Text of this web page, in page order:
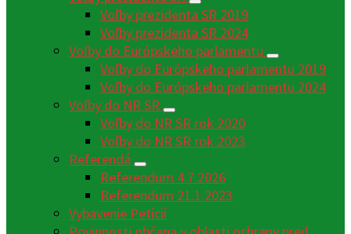
Voľby prezidenta SR 2019
Voľby prezidenta SR 2024
Voľby do Európskeho parlamentu
Voľby do Európskeho parlamentu 2019
Voľby do Európskeho parlamentu 2024
Voľby do NR SR
Voľby do NR SR rok 2020
Voľby do NR SR rok 2023
Referendá
Referendum 4.7.2026
Referendum 21.1.2023
Vybavenie Petícií